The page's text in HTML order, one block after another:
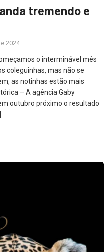
tremendo e
2024
o interminável mês
coleguinhas, mas não se
as notinhas estão mais
– A agência Gaby
outubro próximo o resultado